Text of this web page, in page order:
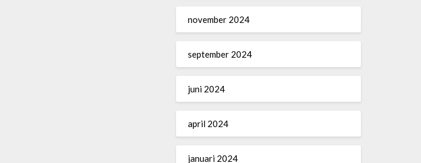
november 2024
september 2024
juni 2024
april 2024
januari 2024